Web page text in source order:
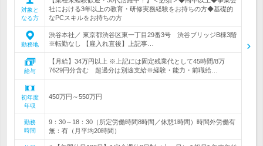
対象と
なる方
社における3年以上の教育・研修実務経験をお持ちの方◆基礎的
なPCスキルをお持ちの方
勤務地
渋谷本社／ 東京都渋谷区東一丁目29番3号 渋谷ブリッジB棟3階
※転勤なし 【雇入れ直後】上記事…
給与
【月給】34万円以上 ※上記には固定残業代として45時間/8万
7629円分含む 超過分は別途支給※経験・能力・前職給…
初年度
年収
450万円～550万円
勤務
時間
9：30～18：30（所定労働時間8時間／休憩1時間）時間外労働有
無：有（月平均20時間）